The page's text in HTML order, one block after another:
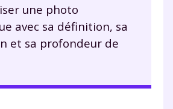
une photo
avec sa définition, sa
et sa profondeur de